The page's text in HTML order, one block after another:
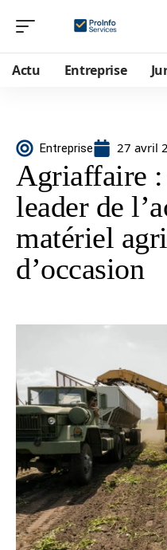
Actu Entreprise
Entreprise 27 avril
Agriaffaire :
leader de
matériel
d’occasion